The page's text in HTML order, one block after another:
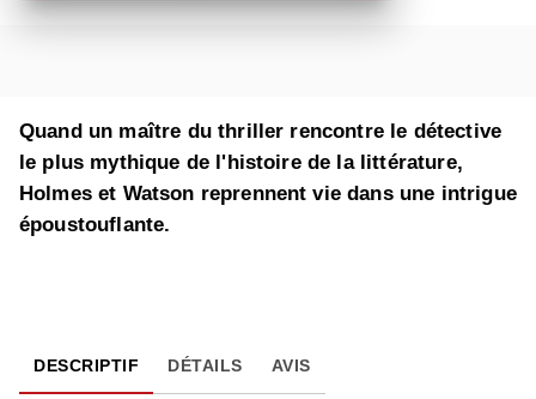
Quand un maître du thriller rencontre le détective
le plus mythique de l'histoire de la littérature,
Holmes et Watson reprennent vie dans une intrigue
époustouflante.
DESCRIPTIF DÉTAILS AVIS